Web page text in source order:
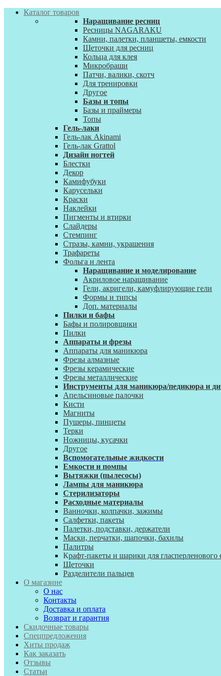
Каталог товаров
Наращивание ресниц
Ресницы NAGARAKU
Камни, палетки, планшеты, емкости
Щеточки для ресниц
Кольца для клея
Микробраши
Патчи, валики, скотч
Для тренировки
Другое
Базы и топы
Базы и праймеры
Топы
Гель-лаки
Гель-лак Akinami
Гель-лак Grattol
Дизайн ногтей
Блестки
Декор
Камифубуки
Карусельки
Краски
Наклейки
Пигменты и втирки
Слайдеры
Стемпинг
Стразы, камни, украшения
Трафареты
Фольга и лента
Наращивание и моделирование
Акриловое наращивание
Гели, акригели, камуфлирующие гели
Формы и типсы
Доп. материалы
Пилки и бафы
Бафы и полировщики
Пилки
Аппараты и фрезы
Аппараты для маникюра
Фрезы алмазные
Фрезы керамические
Фрезы металлические
Инструменты для маникюра/педикюра и
Апельсиновые палочки
Кисти
Магниты
Пушеры, пинцеты
Терки
Ножницы, кусачки
Другое
Вспомогательные жидкости
Емкости и помпы
Вытяжки (пылесосы)
Лампы для маникюра
Стерилизаторы
Расходные материалы
Ванночки, колпачки, зажимы
Салфетки, пакеты
Палетки, подставки, держатели
Маски, перчатки, шапочки, бахилы
Палитры
Крафт-пакеты и шарики для гласперленового
Щеточки
Разделители пальцев
О магазине
О нас
Контакты
Доставка и оплата
Возврат и гарантия
Скидочные товары
Спецпредложения
Хиты продаж
Как заказать
Отзывы
Статьи